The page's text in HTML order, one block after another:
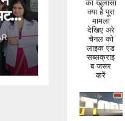
का खुलासा
क्या है पूरा
मामला
देखिए अरे
चैनल को
लाइक एंड
सब्सक्राइ
ब जरूर
करें